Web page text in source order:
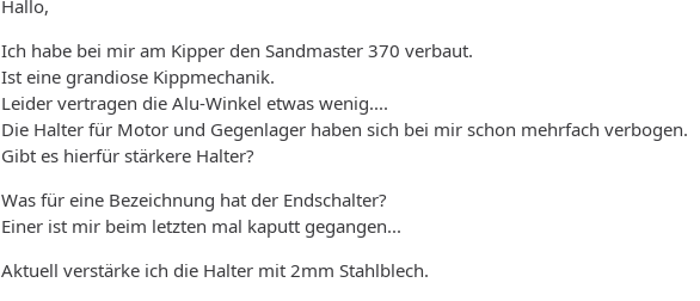
Hallo,
Ich habe bei mir am Kipper den Sandmaster 370 verbaut.
Ist eine grandiose Kippmechanik.
Leider vertragen die Alu-Winkel etwas wenig....
Die Halter für Motor und Gegenlager haben sich bei mir schon mehrfach verbogen.
Gibt es hierfür stärkere Halter?
Was für eine Bezeichnung hat der Endschalter?
Einer ist mir beim letzten mal kaputt gegangen...
Aktuell verstärke ich die Halter mit 2mm Stahlblech.